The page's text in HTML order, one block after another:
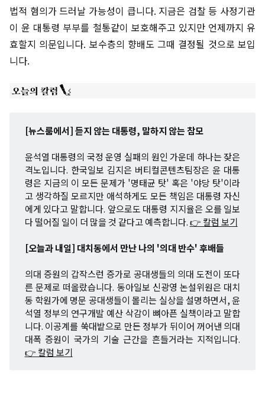
법적 혐의가 드러날 가능성이 큽니다. 지금은 검찰 등 사정기관
이 윤 대통령 부부를 철통같이 보호해주고 있지만 언제까지 유
효할지 의문입니다. 보수층의 향배도 그때 결정될 것으로 보입
니다.
[뉴스룸에서] 듣지 않는 대통령, 말하지 않는 참모
윤석열 대통령의 국정 운영 실패의 원인 가운데 하나는 잦은
격노입니다. 한국일보 김지은 버티컬콘텐츠팀장은 윤 대통
령은 지금의 이 모든 문제가 '명태균 탓' 혹은 '야당 탓'이라
고 생각하질 모르지만 애석하게도 모든 책임은 대통령 자신
에게 있다고 말합니다. 앞으로도 대통령 지지율은 오를 일보
다 떨어질 일이 더 많을 것 같다고 예측합니다.👉 칼럼 보기
[오늘과 내일] 대치동에서 만난 나의 '의대 반수' 후배들
의대 증원의 갑작스런 증가로 공대생들의 의대 도전이 또다
른 문제로 떠올랐습니다. 동아일보 신광영 논설위원은 대치
동 학원가에 명문 공대생들이 몰리는 실상을 설명하면서, 윤
석열 정부의 연구개발 예산 삭감이 뼈아픈 실책이라고 말합
니다. 이공계를 쑥대밭으로 만든 정부가 뒤이어 꺼어낸 의대
대폭 증원이 국가의 기술 근간을 흔들거라는 지적입니다.
👉 칼럼 보기